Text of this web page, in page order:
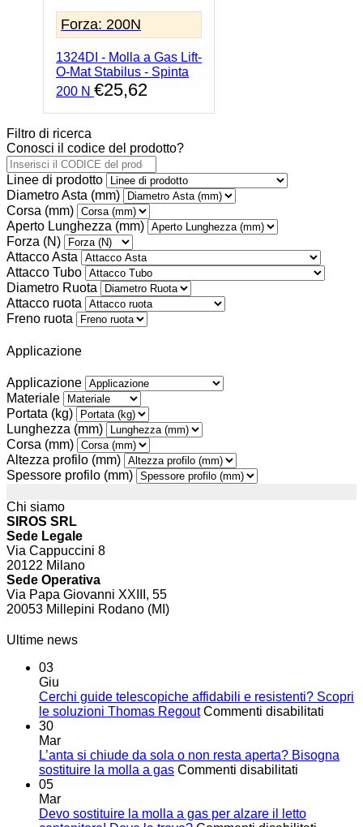
Forza: 200N
1324DI - Molla a Gas Lift-
O-Mat Stabilus - Spinta
200 N €25,62
Filtro di ricerca
Conosci il codice del prodotto?
Linee di prodotto
Diametro Asta (mm)
Corsa (mm)
Aperto Lunghezza (mm)
Forza (N)
Attacco Asta
Attacco Tubo
Diametro Ruota
Attacco ruota
Freno ruota
Applicazione
Applicazione
Materiale
Portata (kg)
Lunghezza (mm)
Corsa (mm)
Altezza profilo (mm)
Spessore profilo (mm)
Chi siamo
SIROS SRL
Sede Legale
Via Cappuccini 8
20122 Milano
Sede Operativa
Via Papa Giovanni XXIII, 55
20053 Millepini Rodano (MI)
Ultime news
03
Giu
Cerchi guide telescopiche affidabili e resistenti? Scopri
le soluzioni Thomas Regout Commenti disabilitati
30
Mar
L’anta si chiude da sola o non resta aperta? Bisogna
sostituire la molla a gas Commenti disabilitati
chiude
05
Mar
Devo sostituire la molla a gas per alzare il letto